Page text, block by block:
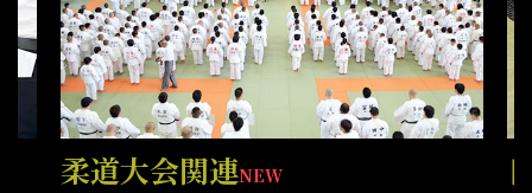
柔道大会関連